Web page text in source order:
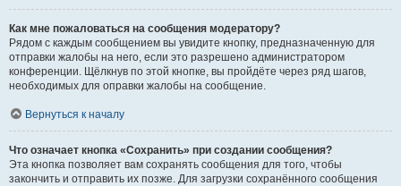
Как мне пожаловаться на сообщения модератору?
Рядом с каждым сообщением вы увидите кнопку, предназначенную для
отправки жалобы на него, если это разрешено администратором
конференции. Щёлкнув по этой кнопке, вы пройдёте через ряд шагов,
необходимых для оправки жалобы на сообщение.
Вернуться к началу
Что означает кнопка «Сохранить» при создании сообщения?
Эта кнопка позволяет вам сохранять сообщения для того, чтобы
закончить и отправить их позже. Для загрузки сохранённого сообщения